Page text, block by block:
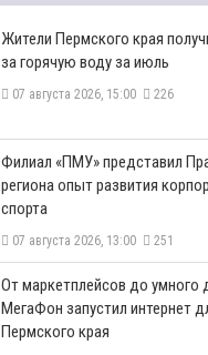
​Жители Пермского края
за горячую воду за июль
07 августа 2026, 15:00 226
​Филиал «ПМУ» представил
региона опыт развития
спорта
07 августа 2026, 13:00 251
От маркетплейсов до умного
МегаФон запустил интернет
Пермского края